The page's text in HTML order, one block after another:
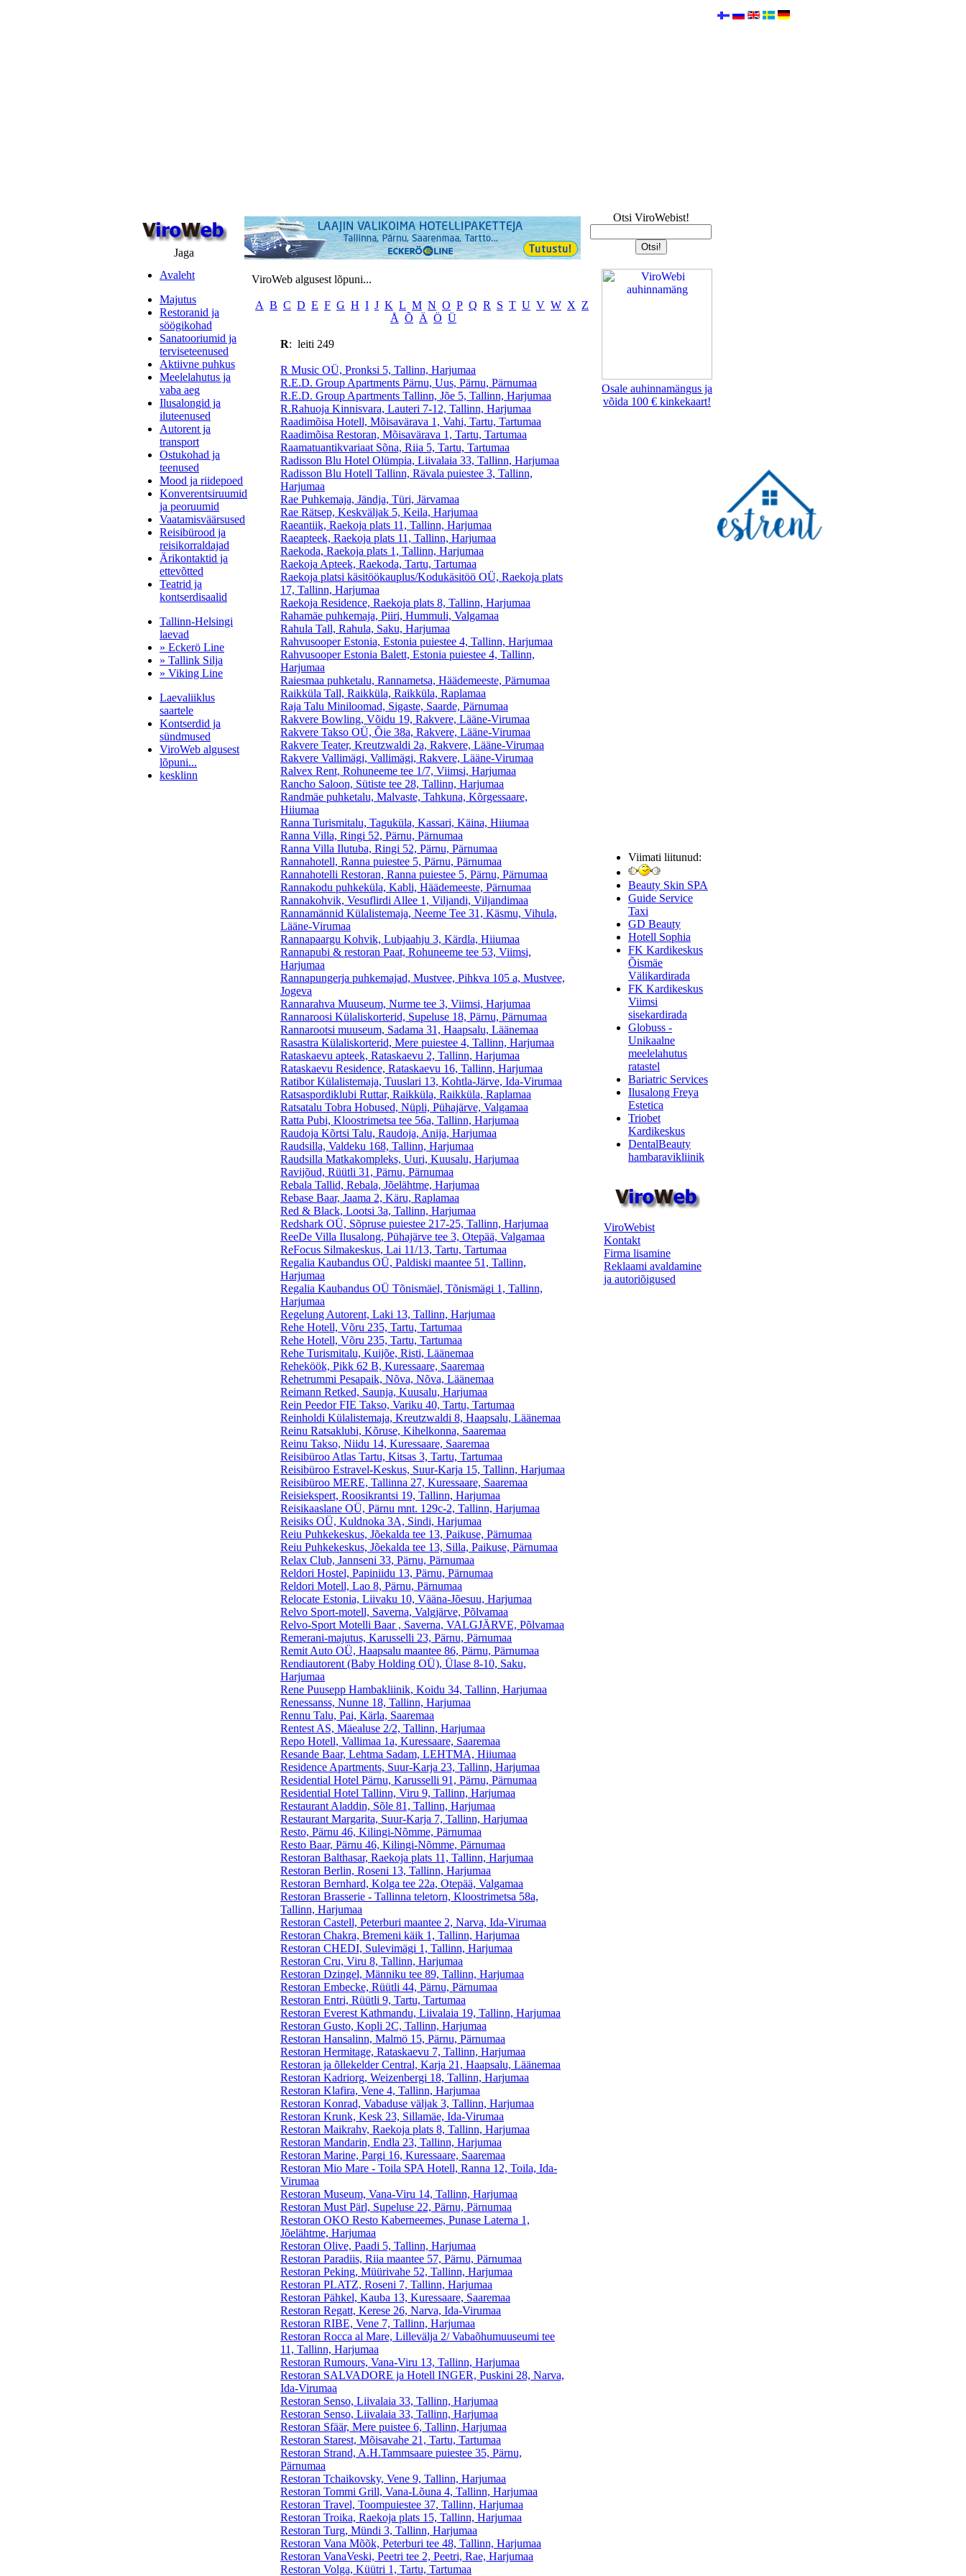
Jaga
Otsi ViroWebist!
Avaleht
Majutus
Restoranid ja
söögikohad
Sanatooriumid ja
terviseteenused
Aktiivne puhkus
Meelelahutus ja
vaba aeg
Ilusalongid ja
iluteenused
Autorent ja
transport
Ostukohad ja
teenused
Mood ja riidepoed
Konverentsiruumid
ja peoruumid
Vaatamisväärsused
Reisibürood ja
reisikorraldajad
Ärikontaktid ja
ettevõtted
Teatrid ja
kontserdisaalid
Tallinn-Helsingi
laevad
» Eckerö Line
» Tallink Silja
» Viking Line
Laevaliiklus
saartele
Kontserdid ja
sündmused
ViroWeb algusest
lõpuni...
kesklinn
ViroWeb algusest lõpuni...
A B C D E F G H I J K L M N O P Q R S T U V W X Z
Å Õ Ä Ö Ü
R: leiti 249
R Music OÜ, Pronksi 5, Tallinn, Harjumaa
R.E.D. Group Apartments Pärnu, Uus, Pärnu, Pärnumaa
R.E.D. Group Apartments Tallinn, Jõe 5, Tallinn, Harjumaa
R.Rahuoja Kinnisvara, Lauteri 7-12, Tallinn, Harjumaa
Raadimõisa Hotell, Mõisavärava 1, Vahi, Tartu, Tartumaa
Raadimõisa Restoran, Mõisavärava 1, Tartu, Tartumaa
Raamatuantikvariaat Sõna, Riia 5, Tartu, Tartumaa
Radisson Blu Hotel Olümpia, Liivalaia 33, Tallinn, Harjumaa
Radisson Blu Hotell Tallinn, Rävala puiestee 3, Tallinn,
Harjumaa
Rae Puhkemaja, Jändja, Türi, Järvamaa
Rae Rätsep, Keskväljak 5, Keila, Harjumaa
Raeantiik, Raekoja plats 11, Tallinn, Harjumaa
Raeapteek, Raekoja plats 11, Tallinn, Harjumaa
Raekoda, Raekoja plats 1, Tallinn, Harjumaa
Raekoja Apteek, Raekoda, Tartu, Tartumaa
Raekoja platsi käsitöökauplus/Kodukäsitöö OÜ, Raekoja plats
17, Tallinn, Harjumaa
Raekoja Residence, Raekoja plats 8, Tallinn, Harjumaa
Rahamäe puhkemaja, Piiri, Hummuli, Valgamaa
Rahula Tall, Rahula, Saku, Harjumaa
Rahvusooper Estonia, Estonia puiestee 4, Tallinn, Harjumaa
Rahvusooper Estonia Balett, Estonia puiestee 4, Tallinn,
Harjumaa
Raiesmaa puhketalu, Rannametsa, Häädemeeste, Pärnumaa
Raikküla Tall, Raikküla, Raikküla, Raplamaa
Raja Talu Miniloomad, Sigaste, Saarde, Pärnumaa
Rakvere Bowling, Võidu 19, Rakvere, Lääne-Virumaa
Rakvere Takso OÜ, Õie 38a, Rakvere, Lääne-Virumaa
Rakvere Teater, Kreutzwaldi 2a, Rakvere, Lääne-Virumaa
Rakvere Vallimägi, Vallimägi, Rakvere, Lääne-Virumaa
Ralvex Rent, Rohuneeme tee 1/7, Viimsi, Harjumaa
Rancho Saloon, Sütiste tee 28, Tallinn, Harjumaa
Randmäe puhketalu, Malvaste, Tahkuna, Kõrgessaare,
Hiiumaa
Ranna Turismitalu, Taguküla, Kassari, Käina, Hiiumaa
Ranna Villa, Ringi 52, Pärnu, Pärnumaa
Ranna Villa Ilutuba, Ringi 52, Pärnu, Pärnumaa
Rannahotell, Ranna puiestee 5, Pärnu, Pärnumaa
Rannahotelli Restoran, Ranna puiestee 5, Pärnu, Pärnumaa
Rannakodu puhkeküla, Kabli, Häädemeeste, Pärnumaa
Rannakohvik, Vesuflirdi Allee 1, Viljandi, Viljandimaa
Rannamännid Külalistemaja, Neeme Tee 31, Käsmu, Vihula,
Lääne-Virumaa
Rannapaargu Kohvik, Lubjaahju 3, Kärdla, Hiiumaa
Rannapubi & restoran Paat, Rohuneeme tee 53, Viimsi,
Harjumaa
Rannapungerja puhkemajad, Mustvee, Pihkva 105 a, Mustvee,
Jogeva
Rannarahva Muuseum, Nurme tee 3, Viimsi, Harjumaa
Rannaroosi Külaliskorterid, Supeluse 18, Pärnu, Pärnumaa
Rannarootsi muuseum, Sadama 31, Haapsalu, Läänemaa
Rasastra Külaliskorterid, Mere puiestee 4, Tallinn, Harjumaa
Rataskaevu apteek, Rataskaevu 2, Tallinn, Harjumaa
Rataskaevu Residence, Rataskaevu 16, Tallinn, Harjumaa
Ratibor Külalistemaja, Tuuslari 13, Kohtla-Järve, Ida-Virumaa
Ratsaspordiklubi Ruttar, Raikküla, Raikküla, Raplamaa
Ratsatalu Tobra Hobused, Nüpli, Pühajärve, Valgamaa
Ratta Pubi, Kloostrimetsa tee 56a, Tallinn, Harjumaa
Raudoja Kõrtsi Talu, Raudoja, Anija, Harjumaa
Raudsilla, Valdeku 168, Tallinn, Harjumaa
Raudsilla Matkakompleks, Uuri, Kuusalu, Harjumaa
Ravijõud, Rüütli 31, Pärnu, Pärnumaa
Rebala Tallid, Rebala, Jõelähtme, Harjumaa
Rebase Baar, Jaama 2, Käru, Raplamaa
Red & Black, Lootsi 3a, Tallinn, Harjumaa
Redshark OÜ, Sõpruse puiestee 217-25, Tallinn, Harjumaa
ReeDe Villa Ilusalong, Pühajärve tee 3, Otepää, Valgamaa
ReFocus Silmakeskus, Lai 11/13, Tartu, Tartumaa
Regalia Kaubandus OÜ, Paldiski maantee 51, Tallinn,
Harjumaa
Regalia Kaubandus OÜ Tõnismäel, Tõnismägi 1, Tallinn,
Harjumaa
Regelung Autorent, Laki 13, Tallinn, Harjumaa
Rehe Hotell, Võru 235, Tartu, Tartumaa
Rehe Hotell, Võru 235, Tartu, Tartumaa
Rehe Turismitalu, Kuijõe, Risti, Läänemaa
Reheköök, Pikk 62 B, Kuressaare, Saaremaa
Rehetrummi Pesapaik, Nõva, Nõva, Läänemaa
Reimann Retked, Saunja, Kuusalu, Harjumaa
Rein Peedor FIE Takso, Variku 40, Tartu, Tartumaa
Reinholdi Külalistemaja, Kreutzwaldi 8, Haapsalu, Läänemaa
Reinu Ratsaklubi, Kõruse, Kihelkonna, Saaremaa
Reinu Takso, Niidu 14, Kuressaare, Saaremaa
Reisibüroo Atlas Tartu, Kitsas 3, Tartu, Tartumaa
Reisibüroo Estravel-Keskus, Suur-Karja 15, Tallinn, Harjumaa
Reisibüroo MERE, Tallinna 27, Kuressaare, Saaremaa
Reisiekspert, Roosikrantsi 19, Tallinn, Harjumaa
Reisikaaslane OÜ, Pärnu mnt. 129c-2, Tallinn, Harjumaa
Reisiks OÜ, Kuldnoka 3A, Sindi, Harjumaa
Reiu Puhkekeskus, Jõekalda tee 13, Paikuse, Pärnumaa
Reiu Puhkekeskus, Jõekalda tee 13, Silla, Paikuse, Pärnumaa
Relax Club, Jannseni 33, Pärnu, Pärnumaa
Reldori Hostel, Papiniidu 13, Pärnu, Pärnumaa
Reldori Motell, Lao 8, Pärnu, Pärnumaa
Relocate Estonia, Liivaku 10, Vääna-Jõesuu, Harjumaa
Relvo Sport-motell, Saverna, Valgjärve, Põlvamaa
Relvo-Sport Motelli Baar , Saverna, VALGJÄRVE, Põlvamaa
Remerani-majutus, Karusselli 23, Pärnu, Pärnumaa
Remit Auto OÜ, Haapsalu maantee 86, Pärnu, Pärnumaa
Rendiautorent (Baby Holding OÜ), Ülase 8-10, Saku,
Harjumaa
Rene Puusepp Hambakliinik, Koidu 34, Tallinn, Harjumaa
Renessanss, Nunne 18, Tallinn, Harjumaa
Rennu Talu, Pai, Kärla, Saaremaa
Rentest AS, Mäealuse 2/2, Tallinn, Harjumaa
Repo Hotell, Vallimaa 1a, Kuressaare, Saaremaa
Resande Baar, Lehtma Sadam, LEHTMA, Hiiumaa
Residence Apartments, Suur-Karja 23, Tallinn, Harjumaa
Residential Hotel Pärnu, Karusselli 91, Pärnu, Pärnumaa
Residential Hotel Tallinn, Viru 9, Tallinn, Harjumaa
Restaurant Aladdin, Sõle 81, Tallinn, Harjumaa
Restaurant Margarita, Suur-Karja 7, Tallinn, Harjumaa
Resto, Pärnu 46, Kilingi-Nõmme, Pärnumaa
Resto Baar, Pärnu 46, Kilingi-Nõmme, Pärnumaa
Restoran Balthasar, Raekoja plats 11, Tallinn, Harjumaa
Restoran Berlin, Roseni 13, Tallinn, Harjumaa
Restoran Bernhard, Kolga tee 22a, Otepää, Valgamaa
Restoran Brasserie - Tallinna teletorn, Kloostrimetsa 58a,
Tallinn, Harjumaa
Restoran Castell, Peterburi maantee 2, Narva, Ida-Virumaa
Restoran Chakra, Bremeni käik 1, Tallinn, Harjumaa
Restoran CHEDI, Sulevimägi 1, Tallinn, Harjumaa
Restoran Cru, Viru 8, Tallinn, Harjumaa
Restoran Dzingel, Männiku tee 89, Tallinn, Harjumaa
Restoran Embecke, Rüütli 44, Pärnu, Pärnumaa
Restoran Entri, Rüütli 9, Tartu, Tartumaa
Restoran Everest Kathmandu, Liivalaia 19, Tallinn, Harjumaa
Restoran Gusto, Kopli 2C, Tallinn, Harjumaa
Restoran Hansalinn, Malmö 15, Pärnu, Pärnumaa
Restoran Hermitage, Rataskaevu 7, Tallinn, Harjumaa
Restoran ja õllekelder Central, Karja 21, Haapsalu, Läänemaa
Restoran Kadriorg, Weizenbergi 18, Tallinn, Harjumaa
Restoran Klafira, Vene 4, Tallinn, Harjumaa
Restoran Konrad, Vabaduse väljak 3, Tallinn, Harjumaa
Restoran Krunk, Kesk 23, Sillamäe, Ida-Virumaa
Restoran Maikrahv, Raekoja plats 8, Tallinn, Harjumaa
Restoran Mandarin, Endla 23, Tallinn, Harjumaa
Restoran Marine, Pargi 16, Kuressaare, Saaremaa
Restoran Mio Mare - Toila SPA Hotell, Ranna 12, Toila, Ida-
Virumaa
Restoran Museum, Vana-Viru 14, Tallinn, Harjumaa
Restoran Must Pärl, Supeluse 22, Pärnu, Pärnumaa
Restoran OKO Resto Kaberneemes, Punase Laterna 1,
Jõelähtme, Harjumaa
Restoran Olive, Paadi 5, Tallinn, Harjumaa
Restoran Paradiis, Riia maantee 57, Pärnu, Pärnumaa
Restoran Peking, Müürivahe 52, Tallinn, Harjumaa
Restoran PLATZ, Roseni 7, Tallinn, Harjumaa
Restoran Pähkel, Kauba 13, Kuressaare, Saaremaa
Restoran Regatt, Kerese 26, Narva, Ida-Virumaa
Restoran RIBE, Vene 7, Tallinn, Harjumaa
Restoran Rocca al Mare, Lillevälja 2/ Vabaõhumuuseumi tee
11, Tallinn, Harjumaa
Restoran Rumours, Vana-Viru 13, Tallinn, Harjumaa
Restoran SALVADORE ja Hotell INGER, Puskini 28, Narva,
Ida-Virumaa
Restoran Senso, Liivalaia 33, Tallinn, Harjumaa
Restoran Senso, Liivalaia 33, Tallinn, Harjumaa
Restoran Sfäär, Mere puistee 6, Tallinn, Harjumaa
Restoran Starest, Mõisavahe 21, Tartu, Tartumaa
Restoran Strand, A.H.Tammsaare puiestee 35, Pärnu,
Pärnumaa
Restoran Tchaikovsky, Vene 9, Tallinn, Harjumaa
Restoran Tommi Grill, Vana-Lõuna 4, Tallinn, Harjumaa
Restoran Travel, Toompuiestee 37, Tallinn, Harjumaa
Restoran Troika, Raekoja plats 15, Tallinn, Harjumaa
Restoran Turg, Mündi 3, Tallinn, Harjumaa
Restoran Vana Mõõk, Peterburi tee 48, Tallinn, Harjumaa
Restoran VanaVeski, Peetri tee 2, Peetri, Rae, Harjumaa
Restoran Volga, Küütri 1, Tartu, Tartumaa
Osale auhinnamängus ja
võida 100 € kinkekaart!
Viimati liitunud:
Beauty Skin SPA
Guide Service
Taxi
GD Beauty
Hotell Sophia
FK Kardikeskus
Õismäe
Välikardirada
FK Kardikeskus
Viimsi
sisekardirada
Globuss -
Unikaalne
meelelahutus
ratastel
Bariatric Services
Ilusalong Freya
Estetica
Triobet
Kardikeskus
DentalBeauty
hambaravikliinik
ViroWebist
Kontakt
Firma lisamine
Reklaami avaldamine
ja autoriõigused